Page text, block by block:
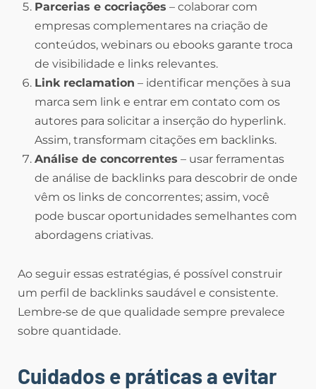
Parcerias e cocriações – colaborar com
empresas complementares na criação de
conteúdos, webinars ou ebooks garante troca
de visibilidade e links relevantes.
Link reclamation – identificar menções à sua
marca sem link e entrar em contato com os
autores para solicitar a inserção do hyperlink.
Assim, transformam citações em backlinks.
Análise de concorrentes – usar ferramentas
de análise de backlinks para descobrir de onde
vêm os links de concorrentes; assim, você
pode buscar oportunidades semelhantes com
abordagens criativas.
Ao seguir essas estratégias, é possível construir
um perfil de backlinks saudável e consistente.
Lembre‑se de que qualidade sempre prevalece
sobre quantidade.
Cuidados e práticas a evitar